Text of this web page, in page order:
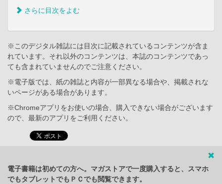
さらに目次をよむ
※このデジタル雑誌には目次に記載されているコンテンツが含ま
れています。それ以外のコンテンツは、本誌のコンテンツであっ
ても含まれていませんのでご注意ください。
※電子版では、紙の雑誌と内容が一部異なる場合や、掲載されな
いページがある場合があります。
※Chromeアプリをお使いの場合、購入できない場合がございます
ので、最新のアプリをご利用ください。
電子書籍は初めての方へ。マガストアで一度購入すると、スマホ
でもタブレットでもＰＣでも閲覧できます。